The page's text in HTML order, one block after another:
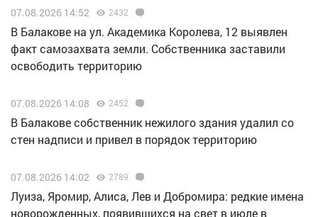
07.08.2026 14:52 2432
В Балакове на ул. Академика Королева, 12 выявлен
факт самозахвата земли. Собственника заставили
освободить территорию
07.08.2026 14:08 2452
В Балакове собственник нежилого здания удалил со
стен надписи и привел в порядок территорию
07.08.2026 14:02 2789
Луиза, Яромир, Алиса, Лев и Добромира: редкие имена
новорожденных, появившихся на свет в июле в